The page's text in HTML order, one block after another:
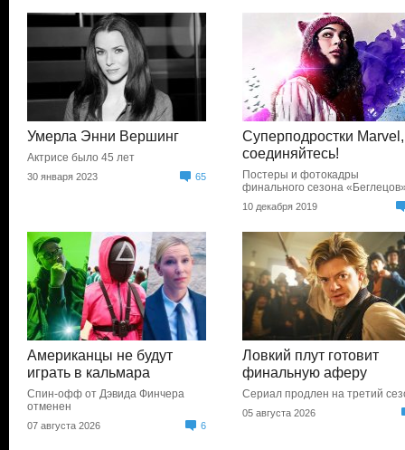
Умерла Энни Вершинг
Актрисе было 45 лет
30 января 2023 65
Суперподростки Marvel,
соединяйтесь!
Постеры и фотокадры
финального сезона
10 декабря 2019
Американцы не будут
играть в кальмара
Спин-офф от Дэвида Финчера
отменен
07 августа 2026 6
Ловкий плут готовит
финальную аферу
Сериал продлен на третий
05 августа 2026